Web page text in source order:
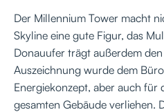
Der Millennium Tower macht
Skyline eine gute Figur, das
Donauufer trägt außerdem
Auszeichnung wurde dem
Energiekonzept, aber auch für
gesamten Gebäude verliehen.